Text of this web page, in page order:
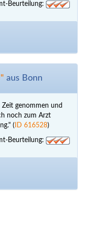
Beurteilung:
aus Bonn
genommen und
noch zum Arzt
( ID 616528)
Beurteilung: